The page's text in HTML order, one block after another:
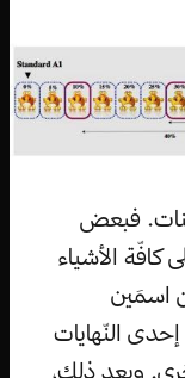
فبعض
الأشياء
اسمَين
النّهايات
وبعد ذلك،